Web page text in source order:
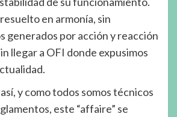
en armonía, sin
generados por acción y reacción
llegar a OFI donde expusimos
y como todos somos técnicos
este “affaire” se